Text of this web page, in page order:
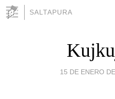
SALTAPURA
15 DE ENERO